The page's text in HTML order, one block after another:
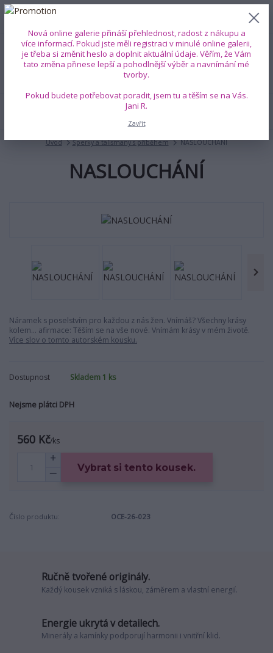
Menu
+420 739 353 708 0 ks
0 Kč
Úvod Šperky a talismany s příběhem NASLOUCHÁNÍ
NASLOUCHÁNÍ
Náramek s poselstvím pro každou z nás žen. Vnímáš? Všechny krásy
kolem... afirmace: Těším se na vše nové. Vnímám krásy v mém životě.
Více slov o tomto autorském kousku.
Dostupnost Skladem 1 ks
Nejsme plátci DPH
560 Kč/ks
Vybrat si tento kousek.
Číslo produktu: OCE-26-023
Ručně tvořené originály.
Každý kousek vzniká s láskou, záměrem a vlastní energií.
Energie ukrytá v detailech.
Minerály a kamínky podporují harmonii i vnitřní klid.
Nová online galerie přináší přehlednost, radost z nákupu a
více informací. Pokud jste měli registraci v minulé online galerii,
je třeba si změnit heslo a doplnit aktuální údaje. Věřím, že Vám
tato změna přinese lepší a pohodlnější výběr a navnímání mé
tvorby.
Pokud budete potřebovat poradit, jsem tu a těším se na Vás.
Jani R.
Zavřít